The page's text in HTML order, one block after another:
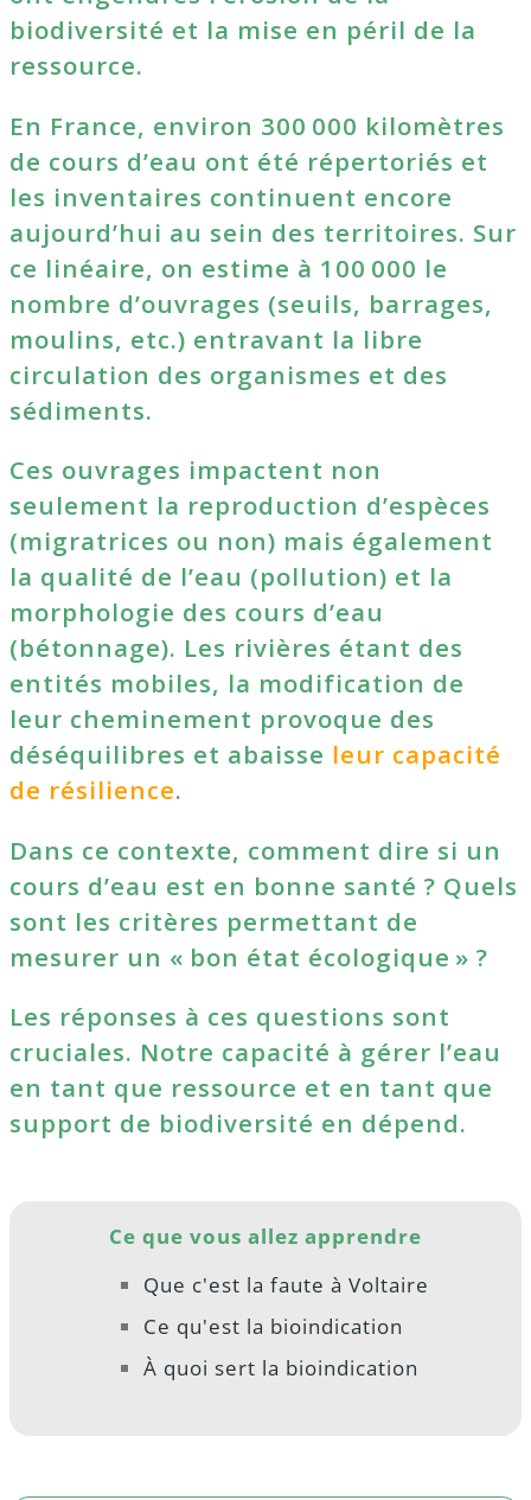
biodiversité et la mise en péril de la
ressource.
En France, environ 300 000 kilomètres
de cours d’eau ont été répertoriés et
les inventaires continuent encore
aujourd’hui au sein des territoires. Sur
ce linéaire, on estime à 100 000 le
nombre d’ouvrages (seuils, barrages,
moulins, etc.) entravant la libre
circulation des organismes et des
sédiments.
Ces ouvrages impactent non
seulement la reproduction d’espèces
(migratrices ou non) mais également
la qualité de l’eau (pollution) et la
morphologie des cours d’eau
(bétonnage). Les rivières étant des
entités mobiles, la modification de
leur cheminement provoque des
déséquilibres et abaisse leur capacité
de résilience.
Dans ce contexte, comment dire si un
cours d’eau est en bonne santé ? Quels
sont les critères permettant de
mesurer un « bon état écologique » ?
Les réponses à ces questions sont
cruciales. Notre capacité à gérer l’eau
en tant que ressource et en tant que
support de biodiversité en dépend.
Ce que vous allez apprendre
Que c'est la faute à Voltaire
Ce qu'est la bioindication
À quoi sert la bioindication